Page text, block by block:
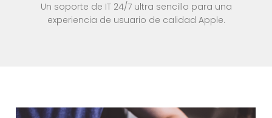
Un soporte de IT 24/7 ultra sencillo para una
experiencia de usuario de calidad Apple.